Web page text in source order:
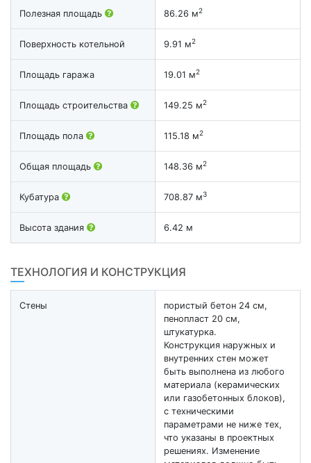
Полезная площадь 86.26 м2
Поверхность котельной 9.91 м2
Площадь гаража 19.01 м2
Площадь строительства 149.25 м2
Площадь пола 115.18 м2
Общая площадь 148.36 м2
Кубатура 708.87 м3
Высота здания 6.42 м
ТЕХНОЛОГИЯ И КОНСТРУКЦИЯ
Стены
пористый бетон 24 см,
пенопласт 20 см,
штукатурка.
Конструкция наружных и
внутренних стен может
быть выполнена из любого
материала (керамических
или газобетонных блоков),
с техническими
параметрами не ниже тех,
что указаны в проектных
решениях. Изменение